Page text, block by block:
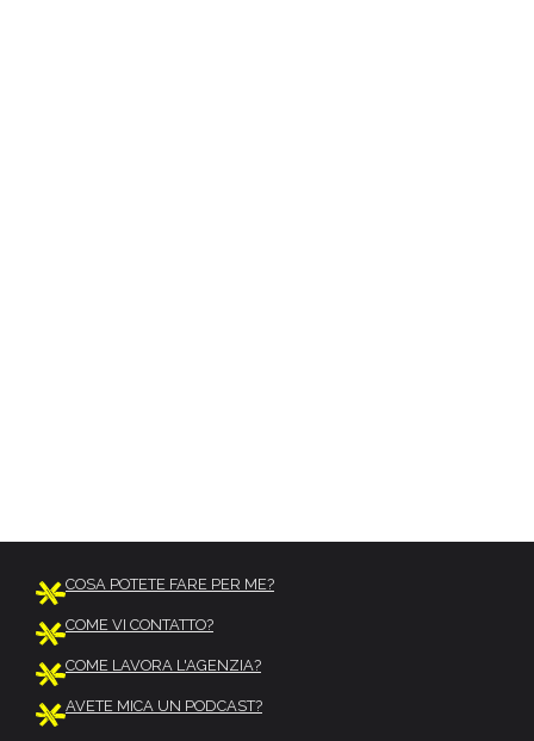
COSA POTETE FARE PER ME?
COME VI CONTATTO?
COME LAVORA L'AGENZIA?
AVETE MICA UN PODCAST?